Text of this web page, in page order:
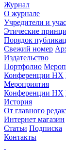
Журнал
О журнале
Учредители и
Этические
Порядок
Свежий номер
Издательство
Портфолио
Конференции НХ
Мероприятия
Конференции НХ
История
От главного
Интернет магазин
Статьи Подписка
Контакты